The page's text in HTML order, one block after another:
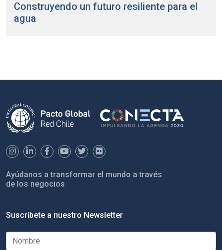
Construyendo un futuro resiliente para el
agua
Ayúdanos a transformar el mundo a través
de los negocios
Suscríbete a nuestro Newsletter